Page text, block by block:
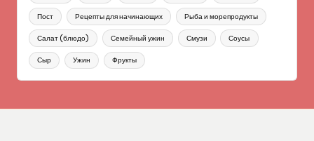
Пост Рецепты для начинающих Рыба и морепродукты
Салат (блюдо) Семейный ужин Смузи Соусы
Сыр Ужин Фрукты